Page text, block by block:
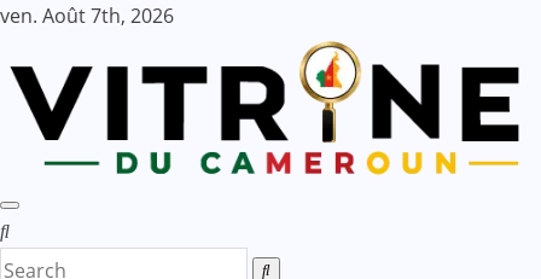
Skip
content
ven. Août 7th, 2026